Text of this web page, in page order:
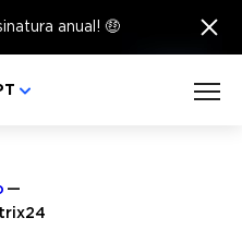
anual! 🤑 ×
o seu idioma